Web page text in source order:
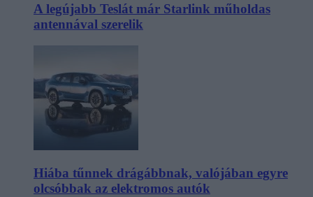
A legújabb Teslát már Starlink műholdas
antennával szerelik
Hiába tűnnek drágábbnak, valójában egyre
olcsóbbak az elektromos autók